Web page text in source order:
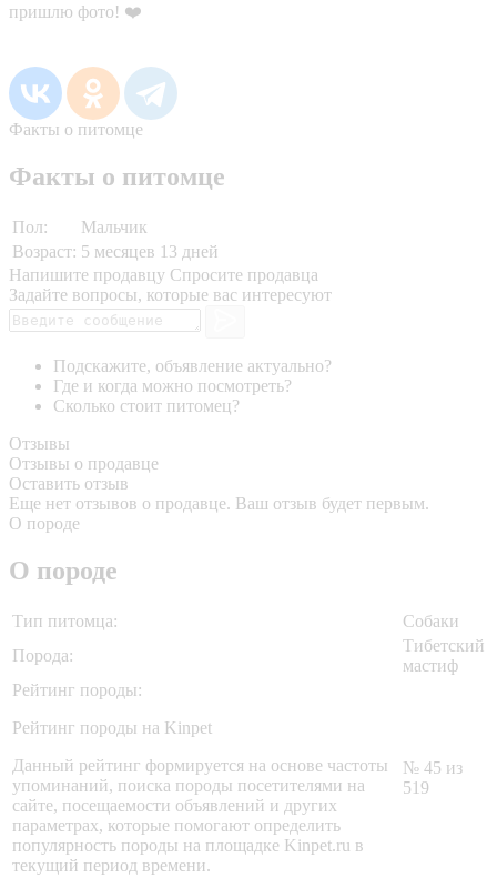
пришлю фото! ❤️
Факты о питомце
Факты о питомце
Пол:
Мальчик
Возраст: 5 месяцев 13 дней
Напишите продавцу Спросите продавца
Задайте вопросы, которые вас интересуют
Подскажите, объявление актуально?
Где и когда можно посмотреть?
Сколько стоит питомец?
Отзывы
Отзывы о продавце
Оставить отзыв
Еще нет отзывов о продавце. Ваш отзыв будет первым.
О породе
О породе
Тип питомца:
Собаки
Порода:
Тибетский
мастиф
Рейтинг породы:
Рейтинг породы на Kinpet
Данный рейтинг формируется на основе частоты
упоминаний, поиска породы посетителями на
сайте, посещаемости объявлений и других
параметрах, которые помогают определить
популярность породы на площадке Kinpet.ru в
текущий период времени.
№ 45 из
519